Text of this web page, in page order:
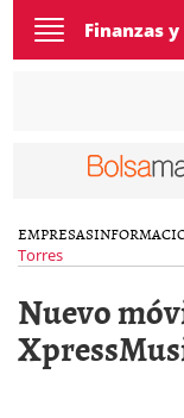
Toggle
navigation
Finanzas
EMPRESAS
Torres
Nuevo